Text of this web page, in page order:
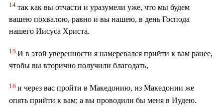
14 так как вы отчасти и уразумели уже, что мы будем
вашею похвалою, равно и вы нашею, в день Господа
нашего Иисуса Христа.
15 И в этой уверенности я намеревался прийти к вам ранее,
чтобы вы вторично получили благодать,
16 и через вас пройти в Македонию, из Македонии же
опять прийти к вам; а вы проводили бы меня в Иудею.